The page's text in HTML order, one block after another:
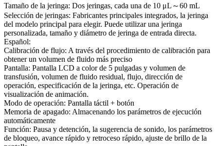
Tamaño de la jeringa: Dos jeringas, cada una de 10 μL～60 mL
Selección de jeringas: Fabricantes principales integrados, la jeringa
del modelo principal para elegir. Puede utilizar una jeringa
personalizada, tamaño y diámetro de jeringa de entrada directa.
Español:
Calibración de flujo: A través del procedimiento de calibración para
obtener un volumen de fluido más preciso
Pantalla: Pantalla LCD a color de 5 pulgadas y volumen de
transfusión, volumen de fluido residual, flujo, dirección de
operación, especificación de la jeringa, etc. Operación de
visualización de animación.
Modo de operación: Pantalla táctil + botón
Memoria de apagado: Almacenando los parámetros de ejecución
automáticamente
Función: Pausa y detención, la sugerencia de sonido, los parámetros
de bloqueo, avance rápido y retroceso rápido, ajuste de brillo de la